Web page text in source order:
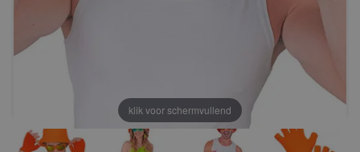
klik voor schermvullend